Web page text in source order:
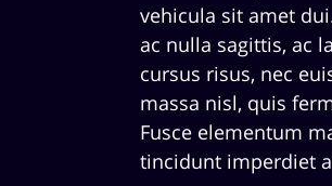
vehicula sit amet
ac nulla sagittis, ac
cursus risus, nec
massa nisl, quis
Fusce elementum
tincidunt imperdiet